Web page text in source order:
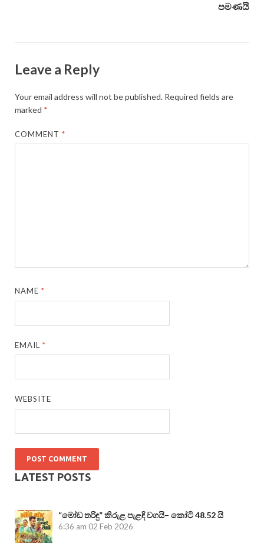
පමණයි
Leave a Reply
Your email address will not be published. Required fields are
marked *
COMMENT*
NAME*
EMAIL*
WEBSITE
LATEST POSTS
“මෝඩ තරිඳු” කිරුළ පැළඳි වගයි– කෝටි 48.52 යි
6:36 am 02 Feb 2026